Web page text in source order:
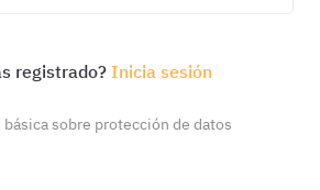
registrado? Inicia sesión
sobre protección de datos